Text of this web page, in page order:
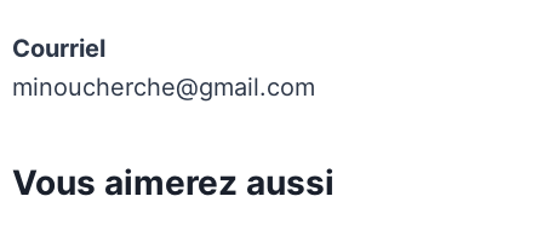
Courriel
minoucherche@gmail.com
Vous aimerez aussi